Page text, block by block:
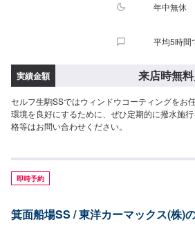
年中無休
平均5時間
実績金額 来店時無
セルフ生駒SSではウィンドウコーティングをお
環境を良好にするために、ぜひ定期的に撥水施
格等はお問い合わせください。
即時予約
箕面船場SS / 東洋カーマックス(株)